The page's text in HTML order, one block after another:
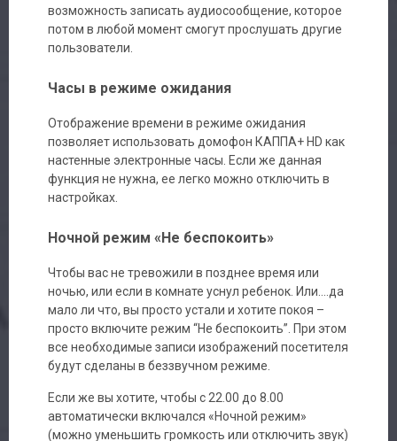
возможность записать аудиосообщение, которое
потом в любой момент смогут прослушать другие
пользователи.
Часы в режиме ожидания
Отображение времени в режиме ожидания
позволяет использовать домофон КАППА+ HD как
настенные электронные часы. Если же данная
функция не нужна, ее легко можно отключить в
настройках.
Ночной режим «Не беспокоить»
Чтобы вас не тревожили в позднее время или
ночью, или если в комнате уснул ребенок. Или….да
мало ли что, вы просто устали и хотите покоя –
просто включите режим “Не беспокоить”. При этом
все необходимые записи изображений посетителя
будут сделаны в беззвучном режиме.
Если же вы хотите, чтобы с 22.00 до 8.00
автоматически включался «Ночной режим»
(можно уменьшить громкость или отключить звук)